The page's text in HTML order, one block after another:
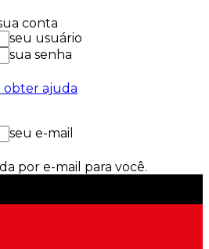
conta
seu usuário
sua senha
obter ajuda
seu e-mail
por e-mail para você.